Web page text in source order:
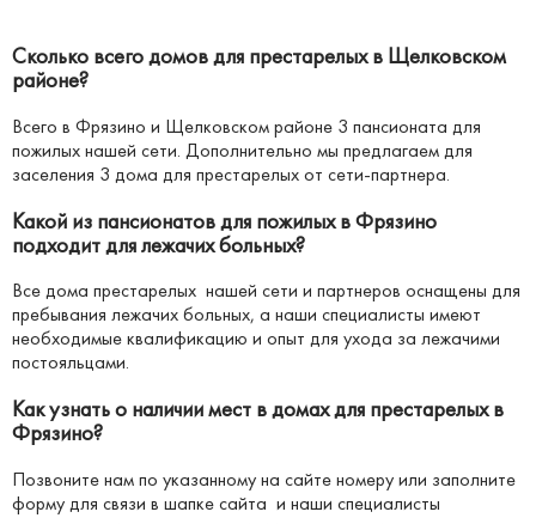
Сколько всего домов для престарелых в Щелковском
районе?
Всего в Фрязино и Щелковском районе 3 пансионата для
пожилых нашей сети. Дополнительно мы предлагаем для
заселения 3 дома для престарелых от сети-партнера.
Какой из пансионатов для пожилых в Фрязино
подходит для лежачих больных?
Все дома престарелых нашей сети и партнеров оснащены для
пребывания лежачих больных, а наши специалисты имеют
необходимые квалификацию и опыт для ухода за лежачими
постояльцами.
Как узнать о наличии мест в домах для престарелых в
Фрязино?
Позвоните нам по указанному на сайте номеру или заполните
форму для связи в шапке сайта и наши специалисты